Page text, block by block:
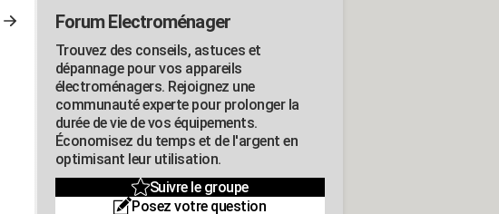
Forum Electroménager
Trouvez des conseils, astuces et
dépannage pour vos appareils
électroménagers. Rejoignez une
communauté experte pour prolonger la
durée de vie de vos équipements.
Économisez du temps et de l'argent en
optimisant leur utilisation.
Suivre le groupe
Posez votre question